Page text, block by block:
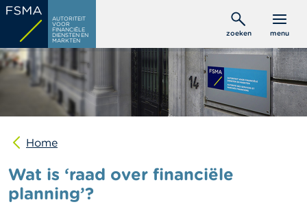
Overslaan
naar
de
inhoud
AUTORITEIT
VOOR
FINANCIËLE
DIENSTEN EN
MARKTEN
zoeken menu
C
s
u
m
t
n
P
r
o
Home
Wat is ‘raad over financiële
planning’?